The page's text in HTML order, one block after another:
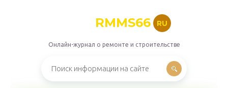
RMMS66 RU
Онлайн-журнал о ремонте и строительстве